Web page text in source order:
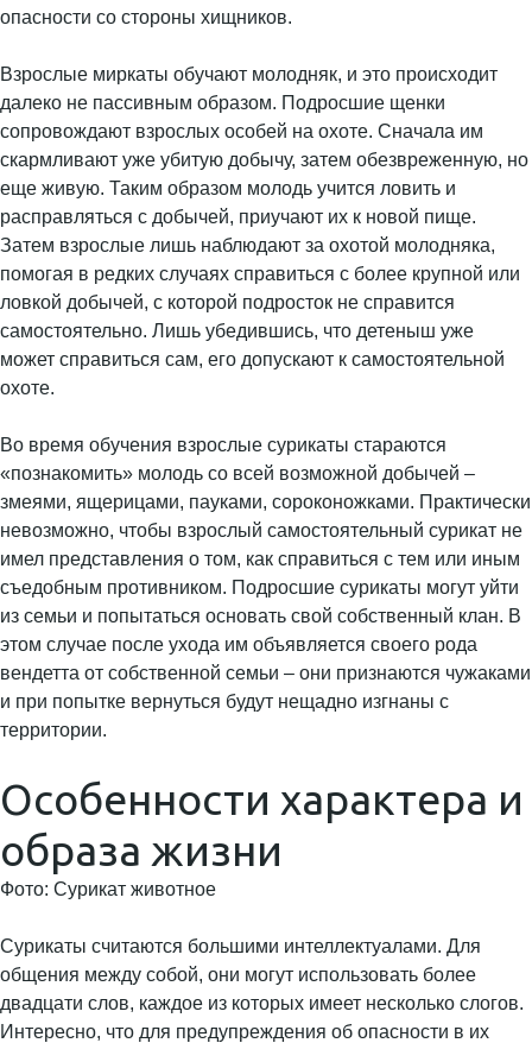
опасности со стороны хищников.
Взрослые миркаты обучают молодняк, и это происходит
далеко не пассивным образом. Подросшие щенки
сопровождают взрослых особей на охоте. Сначала им
скармливают уже убитую добычу, затем обезвреженную, но
еще живую. Таким образом молодь учится ловить и
расправляться с добычей, приучают их к новой пище.
Затем взрослые лишь наблюдают за охотой молодняка,
помогая в редких случаях справиться с более крупной или
ловкой добычей, с которой подросток не справится
самостоятельно. Лишь убедившись, что детеныш уже
может справиться сам, его допускают к самостоятельной
охоте.
Во время обучения взрослые сурикаты стараются
«познакомить» молодь со всей возможной добычей –
змеями, ящерицами, пауками, сороконожками. Практически
невозможно, чтобы взрослый самостоятельный сурикат не
имел представления о том, как справиться с тем или иным
съедобным противником. Подросшие сурикаты могут уйти
из семьи и попытаться основать свой собственный клан. В
этом случае после ухода им объявляется своего рода
вендетта от собственной семьи – они признаются чужаками
и при попытке вернуться будут нещадно изгнаны с
территории.
Особенности характера и
образа жизни
Фото: Сурикат животное
Сурикаты считаются большими интеллектуалами. Для
общения между собой, они могут использовать более
двадцати слов, каждое из которых имеет несколько слогов.
Интересно, что для предупреждения об опасности в их